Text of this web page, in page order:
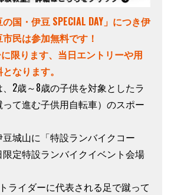
国・伊豆 SPECIAL DAY」につき伊
民は参加無料です！
限ります、当日エントリーや用
なります。
2歳～8歳の子供を対象としたラ
て進む子供用自転車）のスポー
城山に「特設ランバイクコー
定特設ランバイクイベント会場
ライダーに代表される足で蹴って